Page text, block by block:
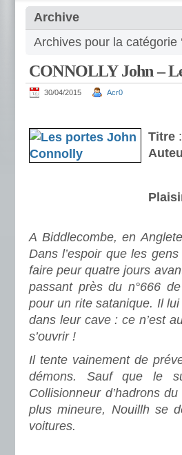
Archive
Archives pour la catégorie
CONNOLLY John –
30/04/2015 Acr0
Titre
A Biddlecombe, en
Dans l’espoir que les
faire peur quatre jours
passant près du n°666
pour un rite satanique. Il lui
dans leur cave : ce n’est
s’ouvrir !
Il tente vainement de
démons. Sauf que le
Collisionneur d’hadrons
plus mineure, Nouillh se
voitures.